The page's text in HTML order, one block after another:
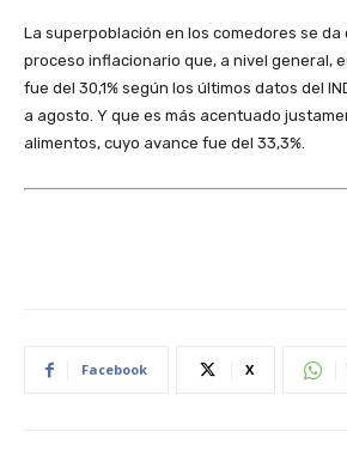
La superpoblación en los comedores se da
proceso inflacionario que, a nivel general,
fue del 30,1% según los últimos datos del
a agosto. Y que es más acentuado
alimentos, cuyo avance fue del 33,3%.
Facebook X